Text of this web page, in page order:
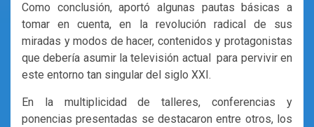
Como conclusión, aportó algunas pautas básicas a
tomar en cuenta, en la revolución radical de sus
miradas y modos de hacer, contenidos y protagonistas
que debería asumir la televisión actual para pervivir en
este entorno tan singular del siglo XXI.
En la multiplicidad de talleres, conferencias y
ponencias presentadas se destacaron entre otros, los